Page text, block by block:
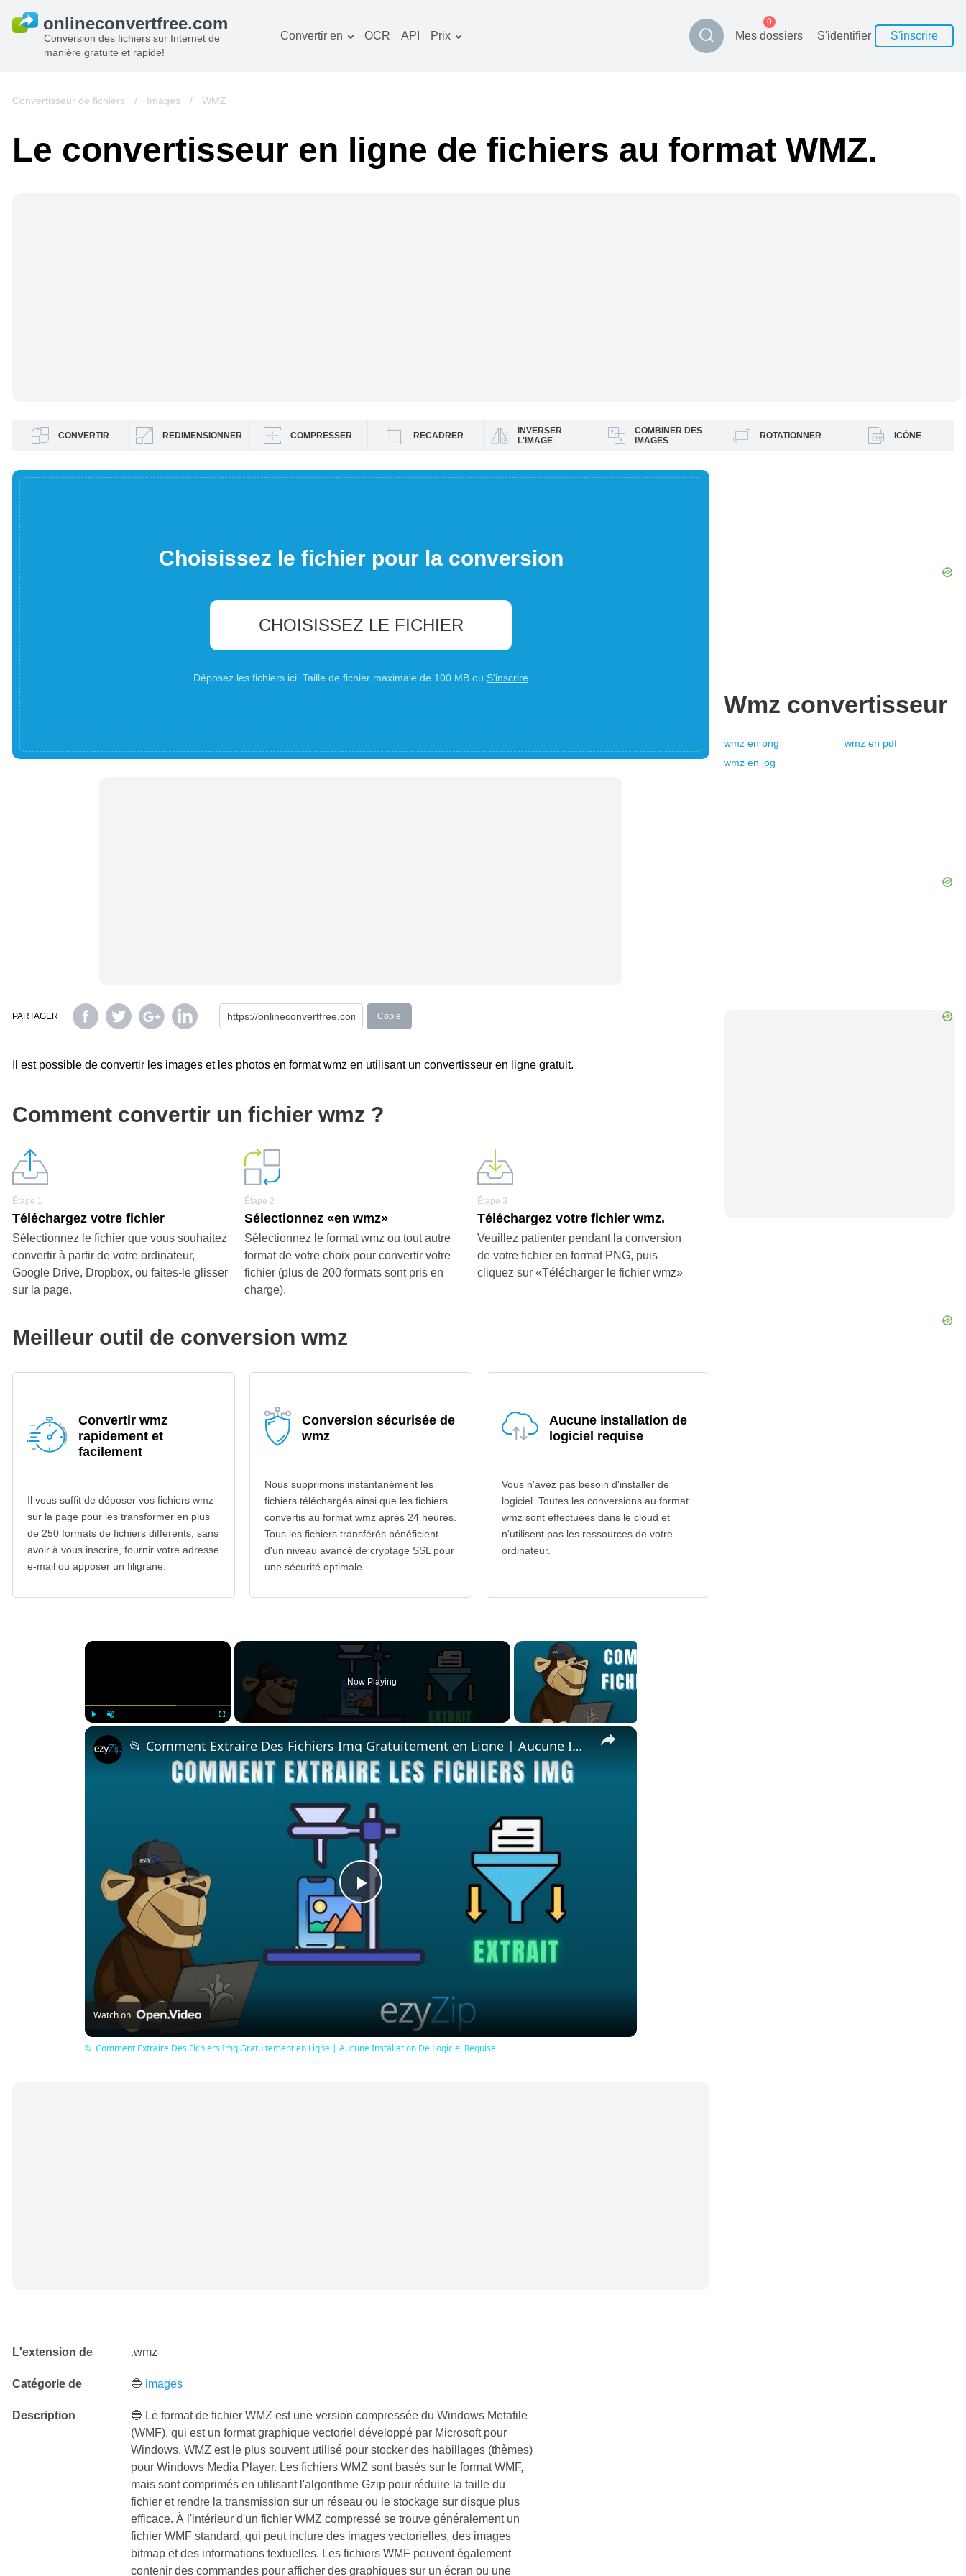
Conversion des fichiers sur Internet de
manière gratuite et rapide!
Convertir en
Livres convertisseur
OCR API Prix Mes dossiers
0
S'identifier S'inscrire
Convertisseur de fichiers / Images / WMZ
Le convertisseur en ligne de fichiers au format WMZ.
CONVERTIR REDIMENSIONNER COMPRESSER RECADRER
INVERSER
L'IMAGE
COMBINER DES
IMAGES
ROTATIONNER ICÔNE
Choisissez le fichier pour la conversion
CHOISISSEZ LE FICHIER
Déposez les fichiers ici. Taille de fichier maximale de 100 MB ou S'inscrire
PARTAGER Copie
Il est possible de convertir les images et les photos en format wmz en utilisant un convertisseur en ligne gratuit.
Comment convertir un fichier wmz ?
Étape 1
Téléchargez votre fichier
Sélectionnez le fichier que vous souhaitez
convertir à partir de votre ordinateur,
Google Drive, Dropbox, ou faites-le glisser
sur la page.
Étape 2
Sélectionnez «en wmz»
Sélectionnez le format wmz ou tout autre
format de votre choix pour convertir votre
fichier (plus de 200 formats sont pris en
charge).
Étape 3
Téléchargez votre fichier wmz.
Veuillez patienter pendant la conversion
de votre fichier en format PNG, puis
cliquez sur «Télécharger le fichier wmz»
Meilleur outil de conversion wmz
Convertir wmz
rapidement et
facilement
Il vous suffit de déposer vos fichiers wmz
sur la page pour les transformer en plus
de 250 formats de fichiers différents, sans
avoir à vous inscrire, fournir votre adresse
e-mail ou apposer un filigrane.
Conversion sécurisée de
wmz
Nous supprimons instantanément les
fichiers téléchargés ainsi que les fichiers
convertis au format wmz après 24 heures.
Tous les fichiers transférés bénéficient
d'un niveau avancé de cryptage SSL pour
une sécurité optimale.
Aucune installation de
logiciel requise
Vous n'avez pas besoin d'installer de
logiciel. Toutes les conversions au format
wmz sont effectuées dans le cloud et
n'utilisent pas les ressources de votre
ordinateur.
×
Now Playing
×
Play
Video
📂 Comment Extraire Des Fichiers Img Gratuitement en Ligne | Aucune Installation De Logiciel Requise
Watch on
📂 Comment Extraire Des Fichiers Img Gratuitement en Ligne | Aucune Installation De Logiciel Requise
L'extension de .wmz
Catégorie de 🔵 images
Description
🔵 Le format de fichier WMZ est une version compressée du Windows Metafile
(WMF), qui est un format graphique vectoriel développé par Microsoft pour
Windows. WMZ est le plus souvent utilisé pour stocker des habillages (thèmes)
pour Windows Media Player. Les fichiers WMZ sont basés sur le format WMF,
mais sont comprimés en utilisant l'algorithme Gzip pour réduire la taille du
fichier et rendre la transmission sur un réseau ou le stockage sur disque plus
efficace. À l'intérieur d'un fichier WMZ compressé se trouve généralement un
fichier WMF standard, qui peut inclure des images vectorielles, des images
bitmap et des informations textuelles. Les fichiers WMF peuvent également
contenir des commandes pour afficher des graphiques sur un écran ou une
Wmz convertisseur
wmz en png wmz en pdf
wmz en jpg